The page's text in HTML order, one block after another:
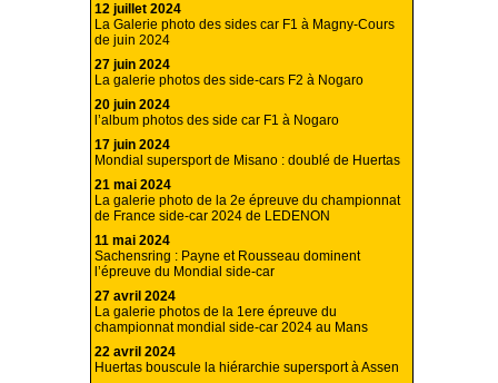
12 juillet 2024
La Galerie photo des sides car F1 à Magny-Cours
de juin 2024
27 juin 2024
La galerie photos des side-cars F2 à Nogaro
20 juin 2024
l’album photos des side car F1 à Nogaro
17 juin 2024
Mondial supersport de Misano : doublé de Huertas
21 mai 2024
La galerie photo de la 2e épreuve du championnat
de France side-car 2024 de LEDENON
11 mai 2024
Sachensring : Payne et Rousseau dominent
l’épreuve du Mondial side-car
27 avril 2024
La galerie photos de la 1ere épreuve du
championnat mondial side-car 2024 au Mans
22 avril 2024
Huertas bouscule la hiérarchie supersport à Assen